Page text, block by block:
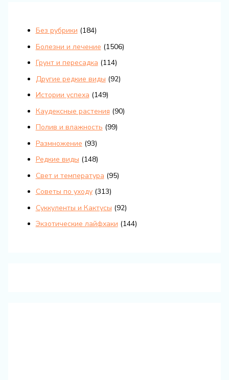
Без рубрики (184)
Болезни и лечение (1506)
Грунт и пересадка (114)
Другие редкие виды (92)
Истории успеха (149)
Каудексные растения (90)
Полив и влажность (99)
Размножение (93)
Редкие виды (148)
Свет и температура (95)
Советы по уходу(313)
Суккуленты и Кактусы (92)
Экзотические лайфхаки (144)